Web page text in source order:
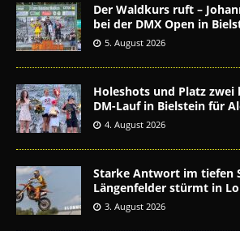
Der Waldkurs ruft –
bei der DMX Open in
5. August 2026
Holeshots und Platz
DM-Lauf in Bielstein für
4. August 2026
Starke Antwort im tiefen
Längenfelder stürmt in
3. August 2026